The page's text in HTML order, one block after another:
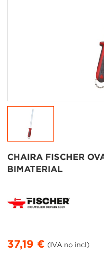
CHAIRA FISCHER
BIMATERIAL
37,19 € (IVA no incl)